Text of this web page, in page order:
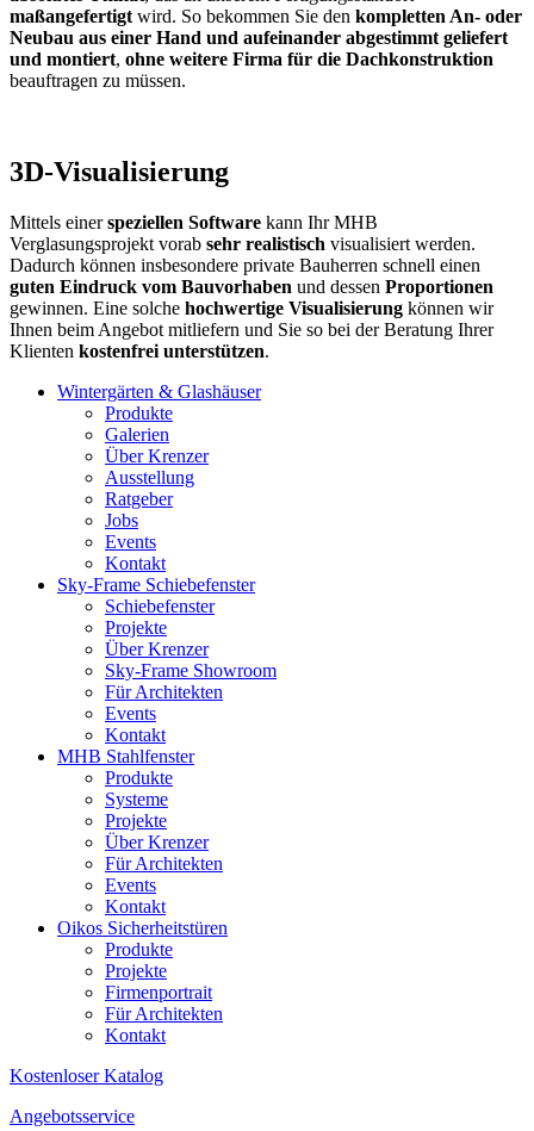
maßangefertigt wird. So bekommen Sie den kompletten An- oder
Neubau aus einer Hand und aufeinander abgestimmt geliefert
und montiert, ohne weitere Firma für die Dachkonstruktion
beauftragen zu müssen.
3D-Visualisierung
Mittels einerspeziellen Software kann Ihr MHB
Verglasungsprojekt vorab sehr realistisch visualisiert werden.
Dadurch können insbesondere private Bauherren schnell einen
guten Eindruck vom Bauvorhaben und dessen Proportionen
gewinnen. Eine solche hochwertige Visualisierung können wir
Ihnen beim Angebot mitliefern und Sie so bei der Beratung Ihrer
Klienten kostenfrei unterstützen.
Wintergärten & Glashäuser
Produkte
Galerien
Über Krenzer
Ausstellung
Ratgeber
Jobs
Events
Kontakt
Sky-Frame Schiebefenster
Schiebefenster
Projekte
Über Krenzer
Sky-Frame Showroom
Für Architekten
Events
Kontakt
MHB Stahlfenster
Produkte
Systeme
Projekte
Über Krenzer
Für Architekten
Events
Kontakt
Oikos Sicherheitstüren
Produkte
Projekte
Firmenportrait
Für Architekten
Kontakt
Kostenloser Katalog
Angebotsservice